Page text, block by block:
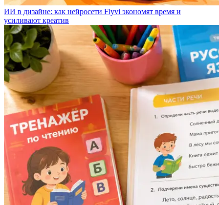
ИИ в дизайне: как нейросети Flyvi экономят время и
усиливают креатив